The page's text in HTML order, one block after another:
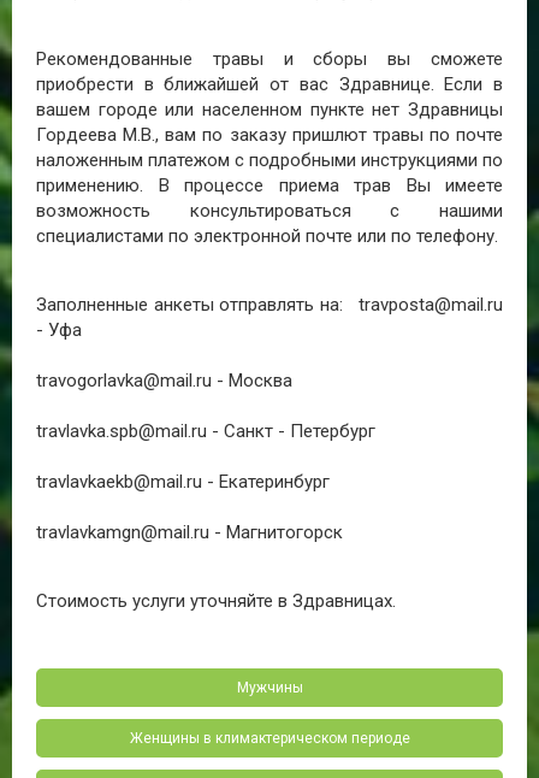
Рекомендованные травы и сборы вы сможете
приобрести в ближайшей от вас Здравнице. Если в
вашем городе или населенном пункте нет Здравницы
Гордеева М.В., вам по заказу пришлют травы по почте
наложенным платежом с подробными инструкциями по
применению. В процессе приема трав Вы имеете
возможность консультироваться с нашими
специалистами по электронной почте или по телефону.
Заполненные анкеты отправлять на: travposta@mail.ru
- Уфа
travogorlavka@mail.ru - Москва
travlavka.spb@mail.ru - Санкт - Петербург
travlavkaekb@mail.ru - Екатеринбург
travlavkamgn@mail.ru - Магнитогорск
Стоимость услуги уточняйте в Здравницах.
Мужчины
Женщины в климактерическом периоде